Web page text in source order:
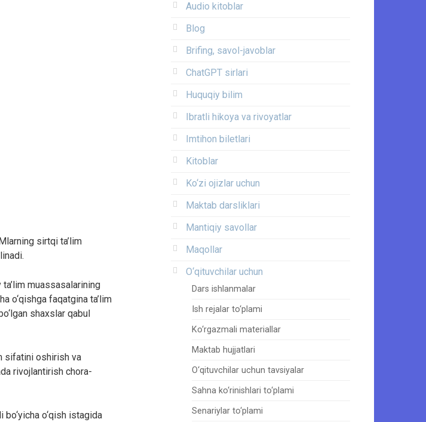
sirtqi ta’lim
muassasalarining
o‘qishga faqatgina ta’lim
shaxslar qabul
sifatini oshirish va
rivojlantirish chora-
bo‘yicha o‘qish istagida
Audio kitoblar
Blog
Brifing, savol-javoblar
ChatGPT sirlari
Huquqiy bilim
Ibratli hikoya va rivoyatlar
Imtihon biletlari
Kitoblar
Ko‘zi ojizlar uchun
Maktab darsliklari
Mantiqiy savollar
Maqollar
O‘qituvchilar uchun
Dars ishlanmalar
Ish rejalar to‘plami
Ko‘rgazmali materiallar
Maktab hujjatlari
O‘qituvchilar uchun tavsiyalar
Sahna ko‘rinishlari to‘plami
Senariylar to‘plami